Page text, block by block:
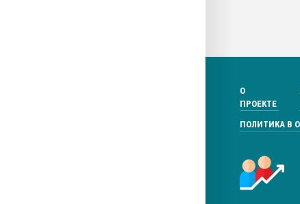
О
ПРОЕКТЕ
ПОЛИТИКА В